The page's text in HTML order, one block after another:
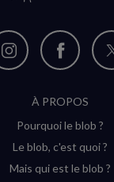
Nous
Instagram
(nouvelle
Nous
sur
Facebook
(nouvelle
À PROPOS
Pourquoi le blob ?
Le blob, c'est quoi ?
Mais qui est le blob ?